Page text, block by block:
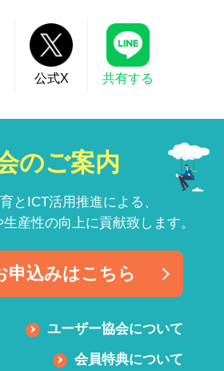
公式X 共有する
のご案内
とICT活用推進による、
産性の向上に貢献致します。
申込みはこちら
ユーザー協会について
会員特典について